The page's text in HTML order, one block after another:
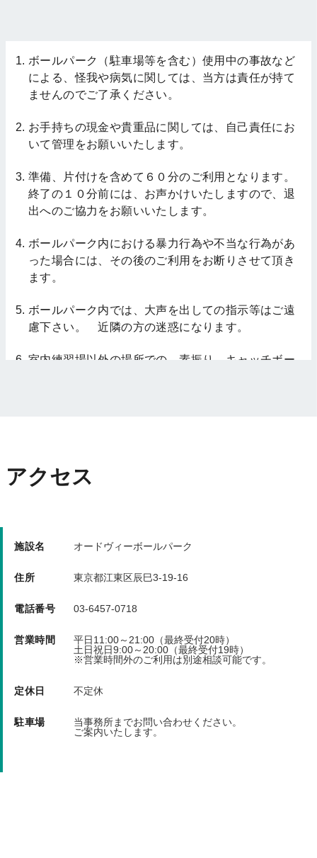
ボールパーク（駐車場等を含む）使用中の事故など
による、怪我や病気に関しては、当方は責任が持て
ませんのでご了承ください。
お手持ちの現金や貴重品に関しては、自己責任にお
いて管理をお願いいたします。
準備、片付けを含めて６０分のご利用となります。
終了の１０分前には、お声かけいたしますので、退
出へのご協力をお願いいたします。
ボールパーク内における暴力行為や不当な行為があ
った場合には、その後のご利用をお断りさせて頂き
ます。
ボールパーク内では、大声を出しての指示等はご遠
慮下さい。 近隣の方の迷惑になります。
室内練習場以外の場所での、素振り、キャッチボー
バッティングマシンは、大人の方が責任を持って使
スパイクの使用は、お断りさせていただきます。
喫煙は、指定の場所のみでお願いします。
使用者は、野球人として、礼儀正しく、規則を守っ
キャンセル料 前々日/前日/当日 100％(キャンセル
アクセス
施設名 オードヴィーボールパーク
住所 東京都江東区辰巳3-19-16
電話番号 03-6457-0718
営業時間
平日11:00～21:00（最終受付20時）
土日祝日9:00～20:00（最終受付19時）
※営業時間外のご利用は別途相談可能です。
定休日 不定休
駐車場
当事務所までお問い合わせください。
ご案内いたします。